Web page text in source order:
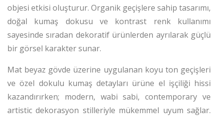
objesi etkisi oluşturur. Organik geçişlere sahip tasarımı,
doğal kumaş dokusu ve kontrast renk kullanımı
sayesinde sıradan dekoratif ürünlerden ayrılarak güçlü
bir görsel karakter sunar.
Mat beyaz gövde üzerine uygulanan koyu ton geçişleri
ve özel dokulu kumaş detayları ürüne el işçiliği hissi
kazandırırken; modern, wabi sabi, contemporary ve
artistic dekorasyon stilleriyle mükemmel uyum sağlar.